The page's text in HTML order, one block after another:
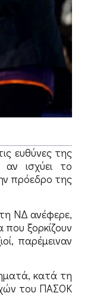
ευθύνες της
ισχύει το
πρόεδρο της
ΝΔ ανέφερε,
ξορκίζουν
παρέμειναν
κατά τη
του ΠΑΣΟΚ